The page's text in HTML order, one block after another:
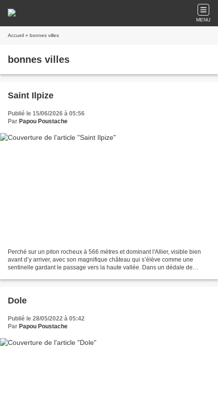
MENU
Accueil » bonnes villes
bonnes villes
Saint Ilpize
Publié le 15/06/2026 à 05:56
Par Papou Poustache
Perché sur un piton rocheux à 566 mètres et dominant l'Allier, visible bien
avant d’y arriver, avec son magnifique château qui s’élève comme une
sentinelle gardant le passage vers la haute vallée. Dans un dédale de
Dole
Publié le 28/05/2022 à 05:42
Par Papou Poustache